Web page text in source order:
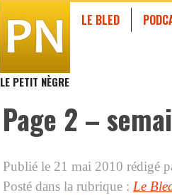
LE PETIT NÈGRE
LE BLED
Page 2 –
Publié le 21 mai 2010 rédigé
Posté dans la rubrique : Le